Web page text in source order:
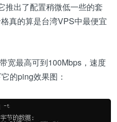
推出了配置稍微低一些的套
真的算是台湾VPS中最便宜
宽最高可到100Mbps，速度
的ping效果图：